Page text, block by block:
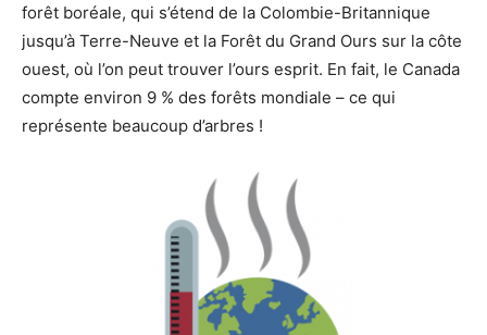
forêt boréale, qui s’étend de la Colombie-Britannique
jusqu’à Terre-Neuve et la Forêt du Grand Ours sur la côte
ouest, où l’on peut trouver l’ours esprit. En fait, le Canada
compte environ 9 % des forêts mondiale – ce qui
représente beaucoup d’arbres !